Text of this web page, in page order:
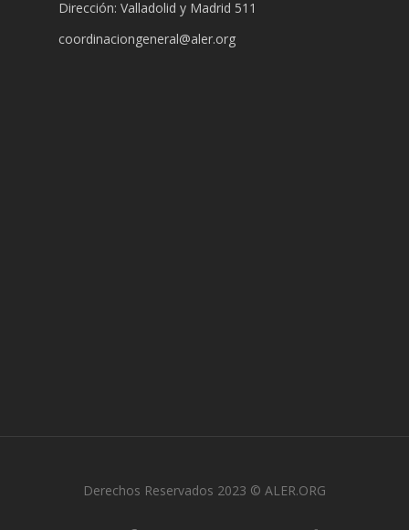
Dirección: Valladolid y Madrid 511
coordinaciongeneral@aler.org
Derechos Reservados 2023 © ALER.ORG